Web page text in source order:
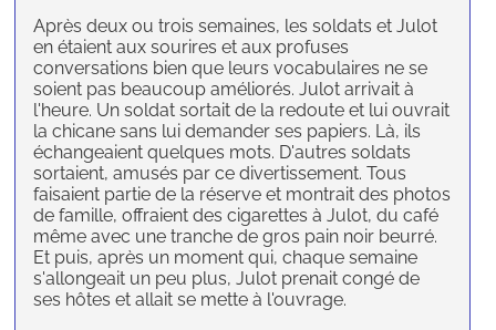
Après deux ou trois semaines, les soldats et Julot
en étaient aux sourires et aux profuses
conversations bien que leurs vocabulaires ne se
soient pas beaucoup améliorés. Julot arrivait à
l'heure. Un soldat sortait de la redoute et lui ouvrait
la chicane sans lui demander ses papiers. Là, ils
échangeaient quelques mots. D'autres soldats
sortaient, amusés par ce divertissement. Tous
faisaient partie de la réserve et montrait des photos
de famille, offraient des cigarettes à Julot, du café
même avec une tranche de gros pain noir beurré.
Et puis, après un moment qui, chaque semaine
s'allongeait un peu plus, Julot prenait congé de
ses hôtes et allait se mette à l'ouvrage.